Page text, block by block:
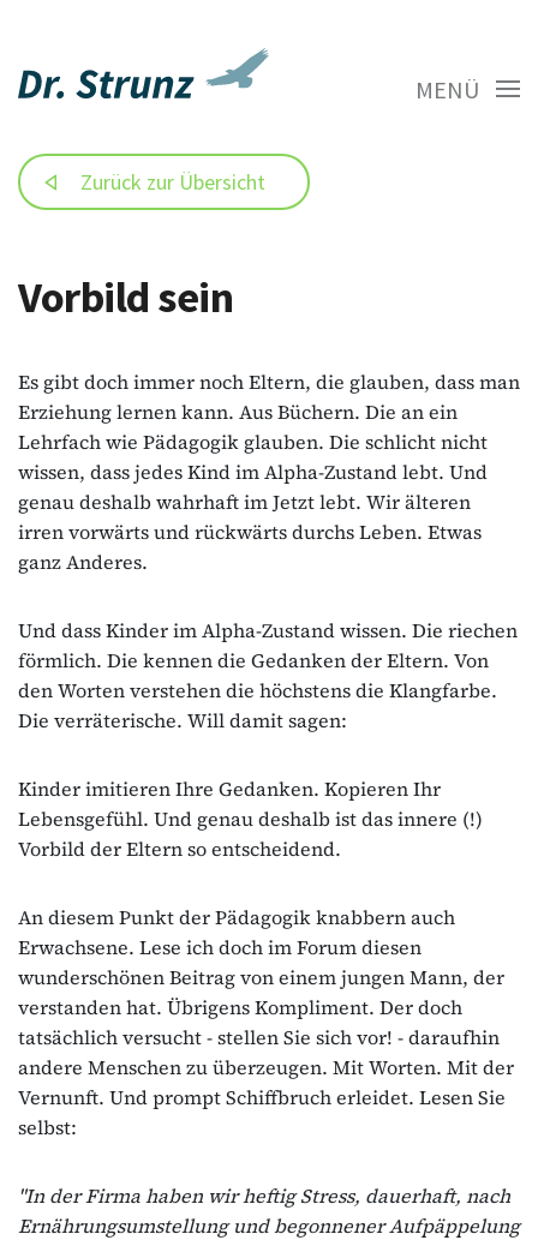
MENÜ
Zurück zur Übersicht
Vorbild sein
Es gibt doch immer noch Eltern, die glauben, dass man
Erziehung lernen kann. Aus Büchern. Die an ein
Lehrfach wie Pädagogik glauben. Die schlicht nicht
wissen, dass jedes Kind im Alpha-Zustand lebt. Und
genau deshalb wahrhaft im Jetzt lebt. Wir älteren
irren vorwärts und rückwärts durchs Leben. Etwas
ganz Anderes.
Und dass Kinder im Alpha-Zustand wissen. Die riechen
förmlich. Die kennen die Gedanken der Eltern. Von
den Worten verstehen die höchstens die Klangfarbe.
Die verräterische. Will damit sagen:
Kinder imitieren Ihre Gedanken. Kopieren Ihr
Lebensgefühl. Und genau deshalb ist das innere (!)
Vorbild der Eltern so entscheidend.
An diesem Punkt der Pädagogik knabbern auch
Erwachsene. Lese ich doch im Forum diesen
wunderschönen Beitrag von einem jungen Mann, der
verstanden hat. Übrigens Kompliment. Der doch
tatsächlich versucht - stellen Sie sich vor! - daraufhin
andere Menschen zu überzeugen. Mit Worten. Mit der
Vernunft. Und prompt Schiffbruch erleidet. Lesen Sie
selbst:
"In der Firma haben wir heftig Stress, dauerhaft, nach
Ernährungsumstellung und begonnener Aufpäppelung